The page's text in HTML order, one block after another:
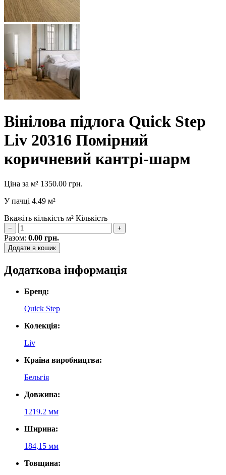
Вінілова підлога Quick Step
Liv 20316 Помірний
коричневий кантрі-шарм
Ціна за м² 1350.00 грн.
У пачці 4.49 м²
Вкажіть кількість м² Кількість
− +
Разом: 0.00 грн.
Додати в кошик
Додаткова інформація
Бренд:
Quick Step
Колекція:
Liv
Країна виробництва:
Бельгія
Довжина:
1219.2 мм
Ширина:
184,15 мм
Товщина: